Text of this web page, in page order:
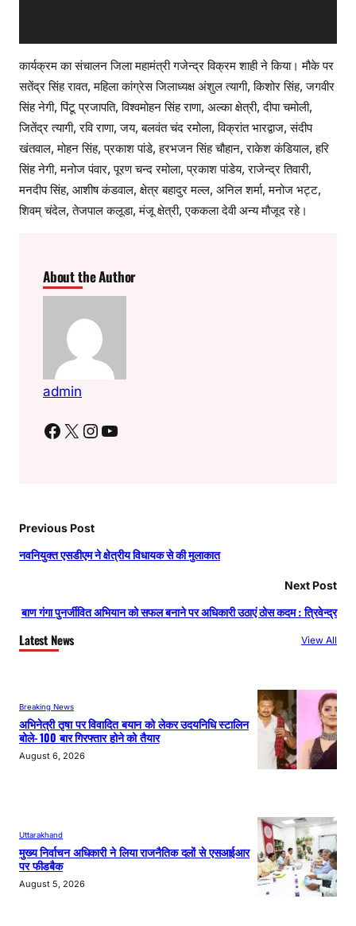
e
r
कार्यक्रम का संचालन जिला महामंत्री गजेन्द्र विक्रम शाही ने किया। मौके पर
सतेंद्र सिंह रावत, महिला कांग्रेस जिलाध्यक्ष अंशुल त्यागी, किशोर सिंह, जगवीर
सिंह नेगी, पिंटू प्रजापति, विश्वमोहन सिंह राणा, अल्का क्षेत्री, दीपा चमोली,
जितेंद्र त्यागी, रवि राणा, जय, बलवंत चंद रमोला, विक्रांत भारद्वाज, संदीप
खंतवाल, मोहन सिंह, प्रकाश पांडे, हरभजन सिंह चौहान, राकेश कंडियाल, हरि
सिंह नेगी, मनोज पंवार, पूरण चन्द रमोला, प्रकाश पांडेय, राजेन्द्र तिवारी,
मनदीप सिंह, आशीष कंडवाल, क्षेत्र बहादुर मल्ल, अनिल शर्मा, मनोज भट्ट,
शिवम् चंदेल, तेजपाल कलूडा, मंजू क्षेत्री, एककला देवी अन्य मौजूद रहे।
About the Author
admin
Facebook X Instagram YouTube
Previous Post
नवनियुक्त एसडीएम ने क्षेत्रीय विधायक से की मुलाकात
Next Post
बाण गंगा पुनर्जीवित अभियान को सफल बनाने पर अधिकारी उठाएं ठोस कदम : त्रिवेन्द्र
Latest News View All
Breaking News
अभिनेत्री तृषा पर विवादित बयान को लेकर उदयनिधि स्टालिन
बोले- 100 बार गिरफ्तार होने को तैयार
August 6, 2026
Uttarakhand
मुख्य निर्वाचन अधिकारी ने लिया राजनैतिक दलों से एसआईआर
पर फीडबैक
August 5, 2026